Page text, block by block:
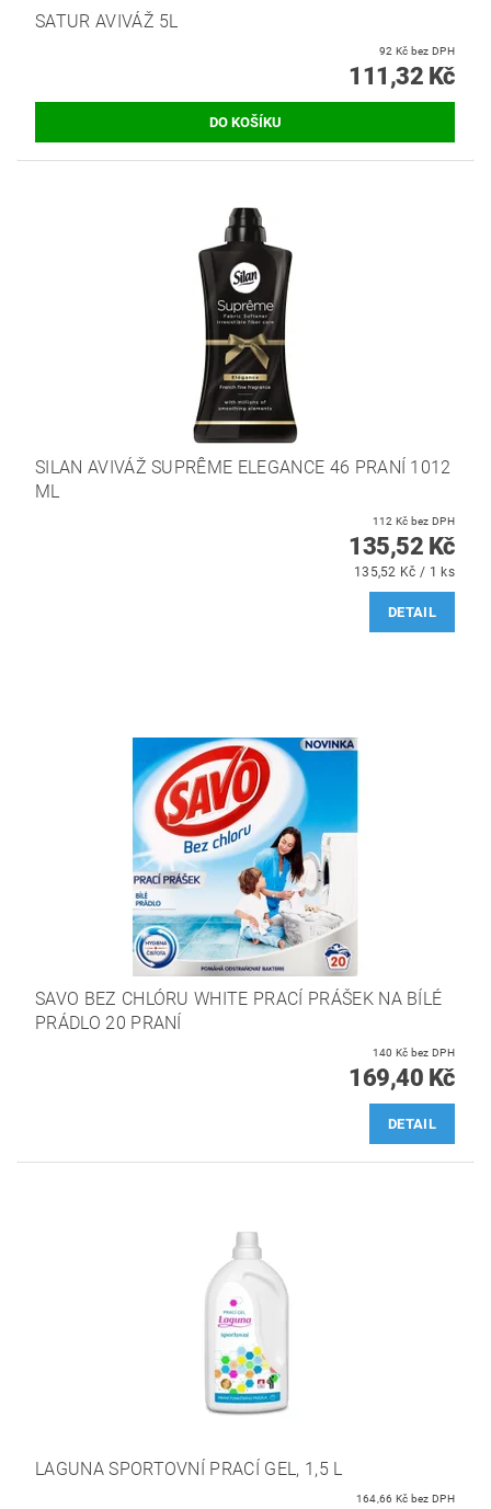
SATUR AVIVÁŽ 5L
92 Kč bez DPH
111,32 Kč
SILAN AVIVÁŽ SUPRÊME ELEGANCE 46 PRANÍ 1012
ML
112 Kč bez DPH
135,52 Kč
135,52 Kč / 1 ks
DETAIL
SAVO BEZ CHLÓRU WHITE PRACÍ PRÁŠEK NA BÍLÉ
PRÁDLO 20 PRANÍ
140 Kč bez DPH
169,40 Kč
DETAIL
LAGUNA SPORTOVNÍ PRACÍ GEL, 1,5 L
164,66 Kč bez DPH